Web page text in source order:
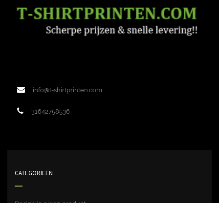
info@t-shirtprinten.com
31642758536
CATEGORIEËN